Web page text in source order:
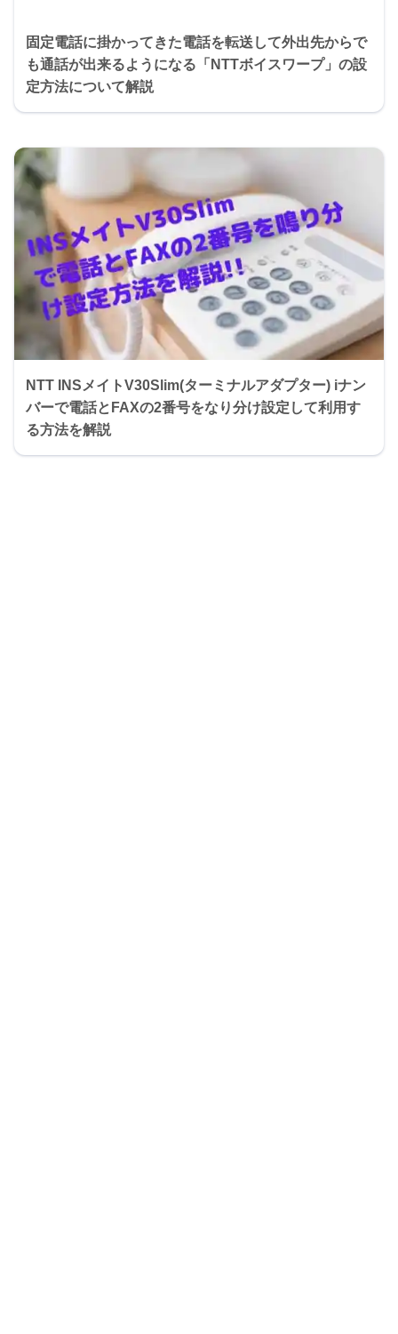
固定電話に掛かってきた電話を転送して外出先からで
も通話が出来るようになる「NTTボイスワープ」の設
定方法について解説
NTT INSメイトV30Slim(ターミナルアダプター) iナン
バーで電話とFAXの2番号をなり分け設定して利用す
る方法を解説